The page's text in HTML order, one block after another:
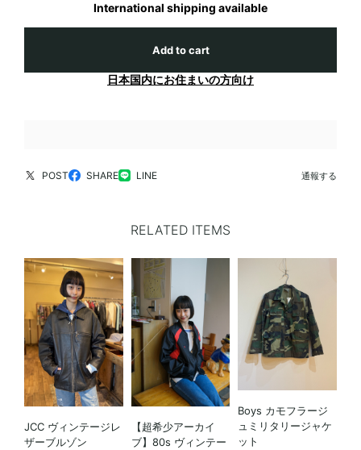
International shipping available
Add to cart
日本国内にお住まいの方向け
POST SHARE LINE 通報する
RELATED ITEMS
JCC ヴィンテージレ
ザーブルゾン
【超希少アーカイ
ブ】80s ヴィンテー
Boys カモフラージ
ュミリタリージャケ
ット